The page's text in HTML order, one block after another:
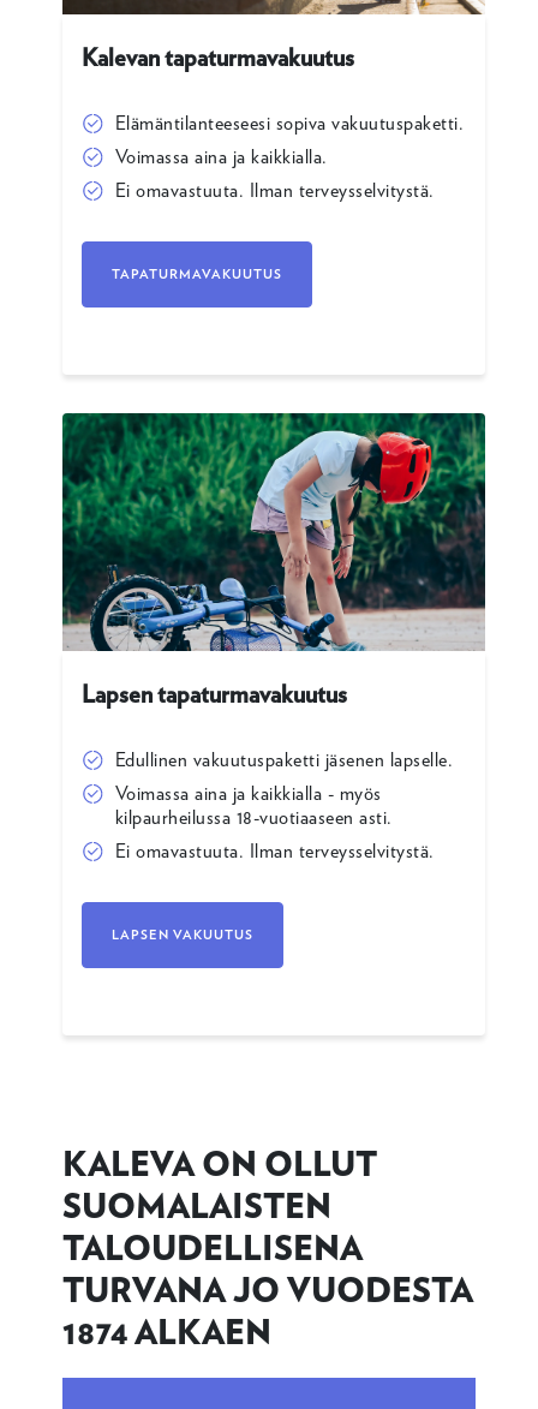
Kalevan tapaturmavakuutus
Elämäntilanteeseesi sopiva vakuutuspaketti.
Voimassa aina ja kaikkialla.
Ei omavastuuta. Ilman terveysselvitystä.
TAPATURMAVAKUUTUS
Lapsen tapaturmavakuutus
Edullinen vakuutuspaketti jäsenen lapselle.
Voimassa aina ja kaikkialla - myös
kilpaurheilussa 18-vuotiaaseen asti.
Ei omavastuuta. Ilman terveysselvitystä.
LAPSEN VAKUUTUS
KALEVA ON OLLUT
SUOMALAISTEN
TALOUDELLISENA
TURVANA JO VUODESTA
1874 ALKAEN